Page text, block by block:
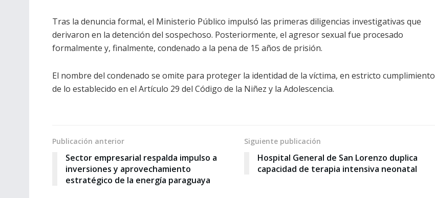
Tras la denuncia formal, el Ministerio Público impulsó las primeras diligencias investigativas que
derivaron en la detención del sospechoso. Posteriormente, el agresor sexual fue procesado
formalmente y, finalmente, condenado a la pena de 15 años de prisión.
El nombre del condenado se omite para proteger la identidad de la víctima, en estricto cumplimiento
de lo establecido en el Artículo 29 del Código de la Niñez y la Adolescencia.
Publicación anterior
Sector empresarial respalda impulso a
inversiones y aprovechamiento
estratégico de la energía paraguaya
Siguiente publicación
Hospital General de San Lorenzo duplica
capacidad de terapia intensiva neonatal